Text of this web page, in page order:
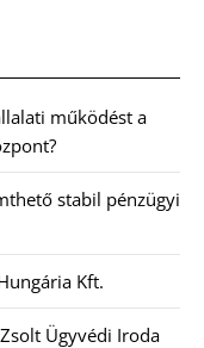
működést a
stabil pénzügyi
Kft.
Ügyvédi Iroda